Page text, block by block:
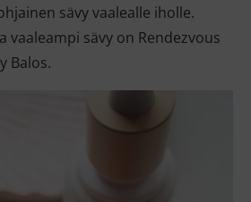
sävy vaalealle iholle.
vaaleampi sävy on Rendezvous
Balos.